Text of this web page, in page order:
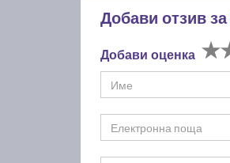
Добави отзив за
Добави оценка